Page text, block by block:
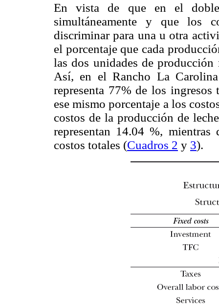
En vista de que en el doble
simultáneamente y que los
discriminar para una u otra
el porcentaje que cada
las dos unidades de
Así, en el Rancho La
representa 77% de los
ese mismo porcentaje a los
costos de la producción de
representan 14.04 %,
costos totales (Cuadros 2 y 3).